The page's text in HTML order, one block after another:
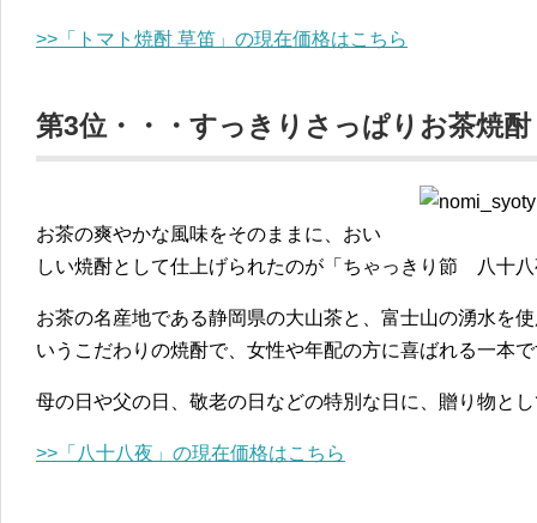
>>「トマト焼酎 草笛」の現在価格はこちら
第3位・・・すっきりさっぱりお茶焼
お茶の爽やかな風味をそのままに、おい
しい焼酎として仕上げられたのが「ちゃっきり節 八十
お茶の名産地である静岡県の大山茶と、富士山の湧水を
いうこだわりの焼酎で、女性や年配の方に喜ばれる一本
母の日や父の日、敬老の日などの特別な日に、贈り物と
>>「八十八夜」の現在価格はこちら